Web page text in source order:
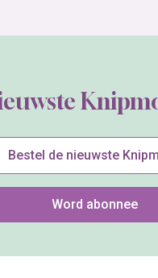
Bestel de nieuwste
Word abonnee